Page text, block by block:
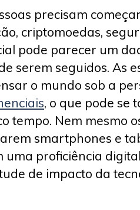
precisam
criptomoedas,
pode parecer um
serem seguidos. As
o mundo sob a
, o que pode se
tempo. Nem mesmo
smartphones e
uma proficiência
de impacto da